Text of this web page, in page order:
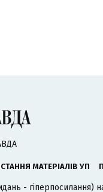
МАТЕРІАЛІВ УП
- гіперпосилання)